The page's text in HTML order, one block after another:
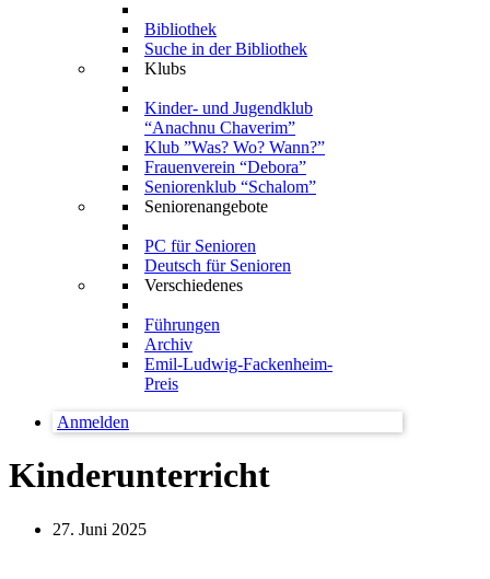
Bibliothek
Suche in der Bibliothek
Klubs
Kinder- und Jugendklub
“Anachnu Chaverim”
Klub ”Was? Wo? Wann?”
Frauenverein “Debora”
Seniorenklub “Schalom”
Seniorenangebote
PC für Senioren
Deutsch für Senioren
Verschiedenes
Führungen
Archiv
Emil-Ludwig-Fackenheim-
Preis
Anmelden
Kinderunterricht
27. Juni 2025